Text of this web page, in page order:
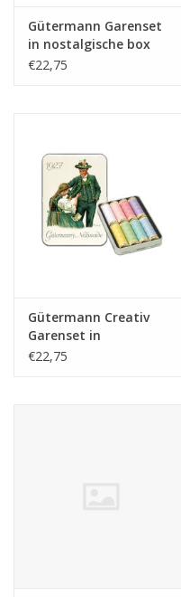
Gütermann Garenset
in nostalgische box
€22,75
Gütermann Creativ
Garenset in
nostalgische box
€22,75